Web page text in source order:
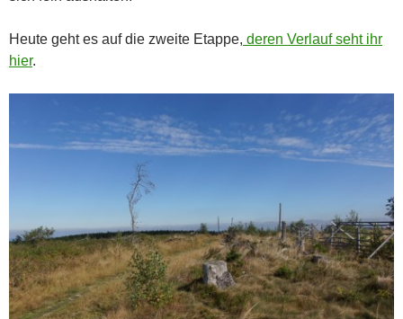
Heute geht es auf die zweite Etappe, deren Verlauf seht ihr
hier.